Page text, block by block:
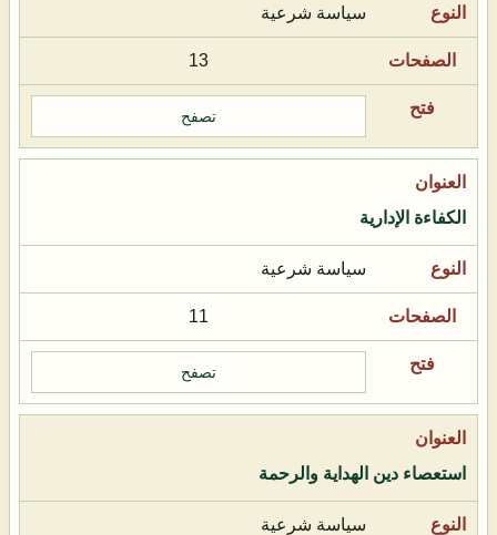
سياسة شرعية
13
تصفح
الكفاءة الإدارية
سياسة شرعية
11
تصفح
استعصاء دين الهداية والرحمة
سياسة شرعية